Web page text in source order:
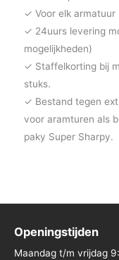
✓ Voor elk armatuur
✓ 24uurs levering
mogelijkheden)
✓ Staffelkorting bij
stuks.
✓ Bestand tegen
voor aramturen als
paky Super Sharpy.
Openingstijden
Maandag t/m vrijdag